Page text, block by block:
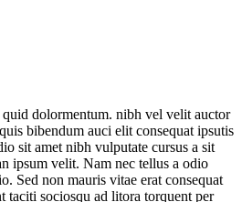
dolormentum. nibh vel velit auctor
bibendum auci elit consequat ipsutis
sit amet nibh vulputate cursus a sit
ipsum velit. Nam nec tellus a odio
Sed non mauris vitae erat consequat
taciti sociosqu ad litora torquent per